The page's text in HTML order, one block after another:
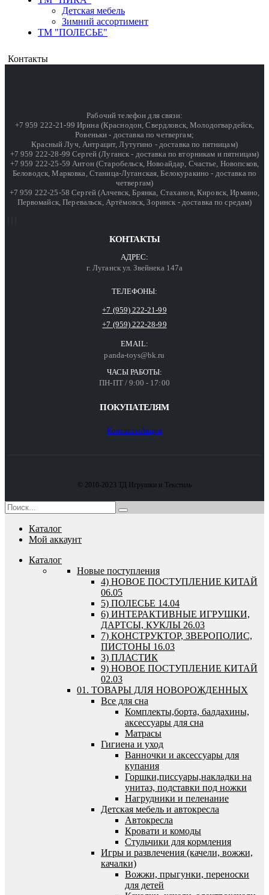
Детская мебель
Зимний ассортимент
ТМ "ПОЛЕСЬЕ"
Контакты
Рабочий телефон для связи:
+7 959 222-21-99 Ирина (Краснодон, Свердловск, Молодогвардейск,
Ровеньки - доставка по четвергам;
Красный Луч, Антрацит, Лутугино - доставка по пятницам)
+7 959 222-28-99 Сергей (Луганск - доставка по вторникам и пятницам)
+7 959 222-25-59 Антон (Старобельск, Новоайдар, Счастье, Новопсков,
Беловодск, Марковка, Станица-Луганская, Белокуракино - доставка по
четвергам)
+7 959 222-25-58 Сергей (Алчевск, Брянка, Стаханов, Кировск, Ирмино,
Первомайск, Перевальск, Артёмовск, Зоринск - доставка по средам)
КОНТАКТЫ
АДРЕС:
г. Луганск ул. Звейнека 147а
ТЕЛЕФОНЫ:
+7 (959) 222-21-99
+7 (959) 222-28-99
EMAIL:
panda-toys@bk.ru
ЧАСЫ РАБОТЫ:
ПН-ПТ / 9:00 - 17:00
ПОКУПАТЕЛЯМ
КонтактыАкции
© 2010-2023 ТД Игрушки и Текстиль
Каталог
Мой аккаунт
Каталог
Новые поступления
4) НОВОЕ ПОСТУПЛЕНИЕ КИТАЙ
06.05
5) ПОЛЕСЬЕ 14.04
6) ИНТЕРАКТИВНЫЕ ИГРУШКИ,
ДАРТСЫ, КУКЛЫ 26.03
7) КОНСТРУКТОР, ЗВЕРОПОЛИС,
ПИСТОНЫ 16.03
3) ПЛАСТИК
9) НОВОЕ ПОСТУПЛЕНИЕ КИТАЙ
02.03
01. ТОВАРЫ ДЛЯ НОВОРОЖДЕННЫХ
Все для сна
Комплекты,борта, балдахины,
аксессуары для сна
Матрасы
Гигиена и уход
Ванночки и аксессуары для
купания
Горшки,писсуары,накладки на
унитаз, подставки под ножки
Нагрудники и пеленание
Детская мебель и автокресла
Автокресла
Кровати и комоды
Стульчики для кормления
Игры и развлечения (качели, вожжи,
качалки)
Вожжи, прыгунки, переноски
для детей